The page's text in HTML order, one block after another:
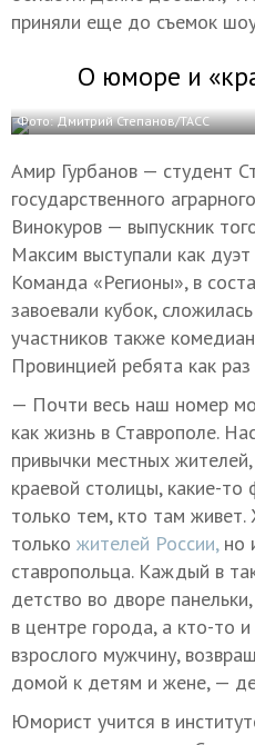
приняли еще до съемок
О юморе и
Фото: Дмитрий Степанов/ТАСС
Амир Гурбанов — студент
государственного
Винокуров — выпускник
Максим выступали как
Команда «Регионы», в
завоевали кубок,
участников также
Провинцией ребята как
— Почти весь наш номер
как жизнь в Ставрополе.
привычки местных
краевой столицы, какие-
только тем, кто там живет.
только жителей России, но
ставропольца. Каждый в
детство во дворе
в центре города, а кто-то
взрослого мужчину,
домой к детям и жене, —
Юморист учится в